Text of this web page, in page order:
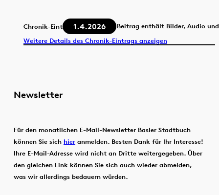
Chronik-Eintrag 1.4.2026
Beitrag enthält Bilder, Audio
Weitere Details des Chronik-Eintrags anzeigen
Newsletter
Für den monatlichen E-Mail-Newsletter Basler Stadtbuch
können Sie sich hier anmelden. Besten Dank für Ihr Interesse!
Ihre E-Mail-Adresse wird nicht an Dritte weitergegeben. Über
den gleichen Link können Sie sich auch wieder abmelden,
was wir allerdings bedauern würden.